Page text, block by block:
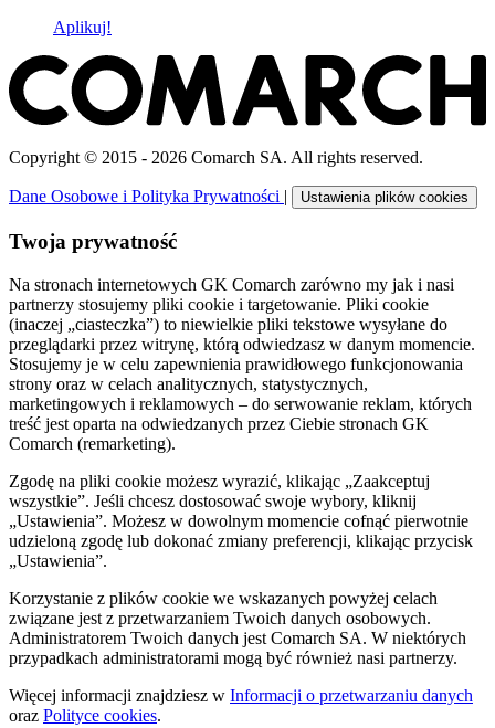
Aplikuj!
Copyright © 2015 - 2026 Comarch SA. All rights reserved.
Dane Osobowe i Polityka Prywatności | Ustawienia plików cookies
Twoja prywatność
Na stronach internetowych GK Comarch zarówno my jak i nasi
partnerzy stosujemy pliki cookie i targetowanie. Pliki cookie
(inaczej „ciasteczka”) to niewielkie pliki tekstowe wysyłane do
przeglądarki przez witrynę, którą odwiedzasz w danym momencie.
Stosujemy je w celu zapewnienia prawidłowego funkcjonowania
strony oraz w celach analitycznych, statystycznych,
marketingowych i reklamowych – do serwowanie reklam, których
treść jest oparta na odwiedzanych przez Ciebie stronach GK
Comarch (remarketing).
Zgodę na pliki cookie możesz wyrazić, klikając „Zaakceptuj
wszystkie”. Jeśli chcesz dostosować swoje wybory, kliknij
„Ustawienia”. Możesz w dowolnym momencie cofnąć pierwotnie
udzieloną zgodę lub dokonać zmiany preferencji, klikając przycisk
„Ustawienia”.
Korzystanie z plików cookie we wskazanych powyżej celach
związane jest z przetwarzaniem Twoich danych osobowych.
Administratorem Twoich danych jest Comarch SA. W niektórych
przypadkach administratorami mogą być również nasi partnerzy.
Więcej informacji znajdziesz w Informacji o przetwarzaniu danych
oraz Polityce cookies.